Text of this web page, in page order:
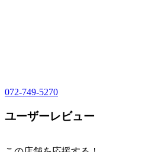
072-749-5270
ユーザーレビュー